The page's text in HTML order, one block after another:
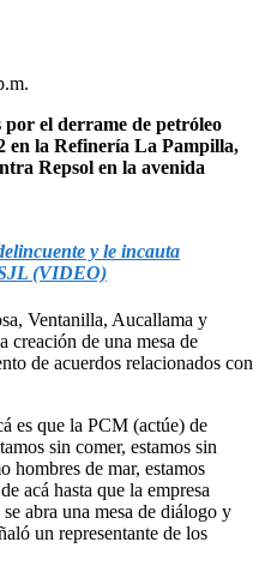
por el derrame de petróleo
en la Refinería La Pampilla,
Repsol en la avenida
y le incauta
(VIDEO)
Ventanilla, Aucallama y
creación de una mesa de
de acuerdos relacionados con
es que la PCM (actúe) de
sin comer, estamos sin
hombres de mar, estamos
acá hasta que la empresa
abra una mesa de diálogo y
un representante de los